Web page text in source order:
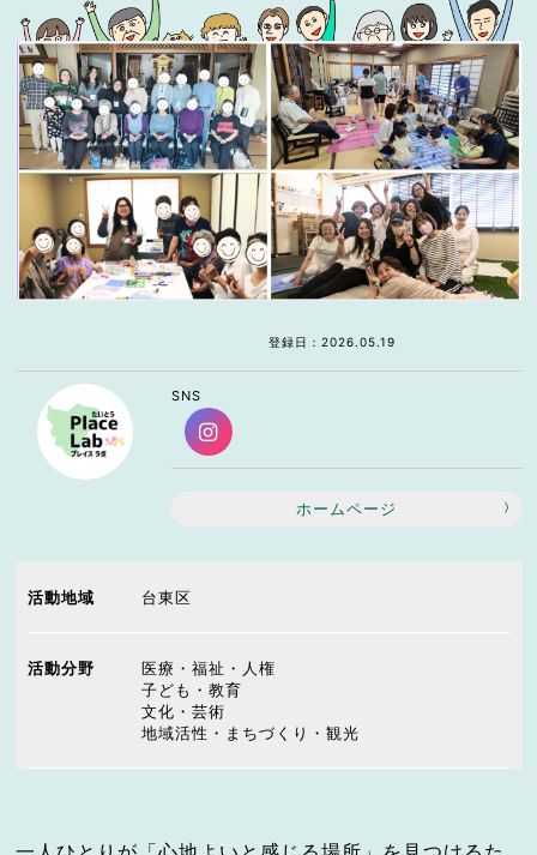
登録日：2026.05.19
SNS
ホームページ
活動地域 台東区
活動分野
医療・福祉・人権
子ども・教育
文化・芸術
地域活性・まちづくり・観光